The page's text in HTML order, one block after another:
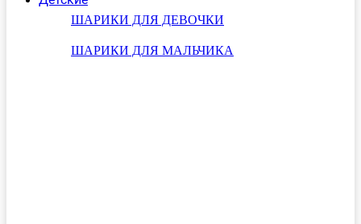
ШАРИКИ ДЛЯ ДЕВОЧКИ
ШАРИКИ ДЛЯ МАЛЬЧИКА